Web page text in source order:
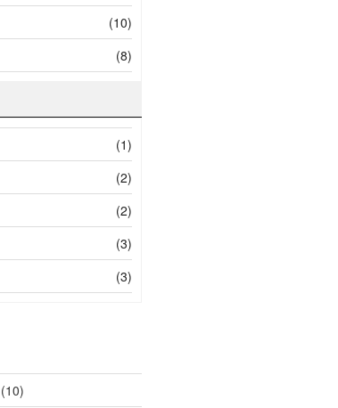
(10)
(8)
(1)
(2)
(2)
(3)
(3)
(10)